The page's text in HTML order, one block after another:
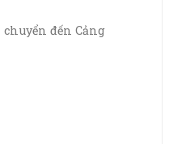
đến Cảng